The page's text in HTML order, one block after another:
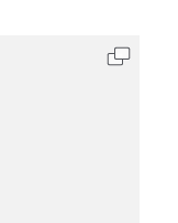
复制代